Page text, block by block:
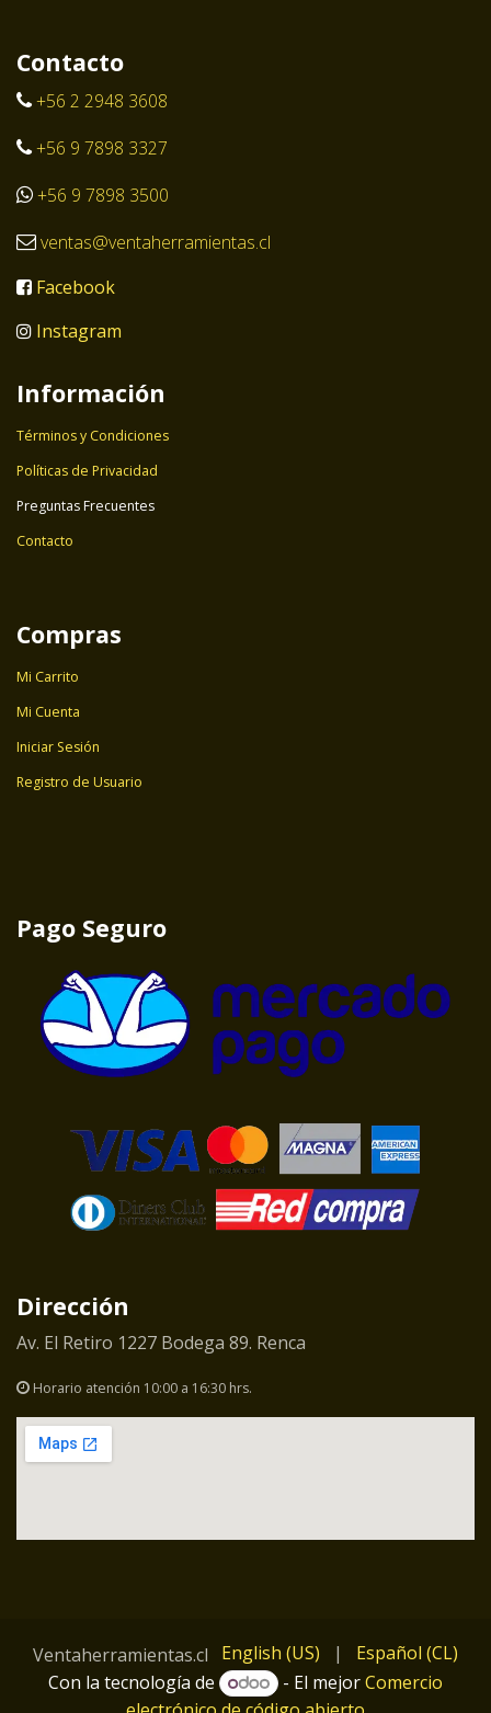
Contacto
+56 2 2948 3608
+56 9 7898 3327
+56 9 7898 3500
ventas@ventaherramientas.cl
Facebook
Instagram
Información
Términos y Condiciones
Políticas de Privacidad
Preguntas Frecuentes
Contacto
Compras
Mi Carrito
Mi Cuenta
Iniciar Sesión
Registro de Usuario
Pago Seguro
Dirección
Av. El Retiro 1227 Bodega 89. Renca
Horario atención 10:00 a 16:30 hrs.
Ventaherramientas.cl English (US) |
Español (CL)
Con la tecnología de
- El mejorComercio